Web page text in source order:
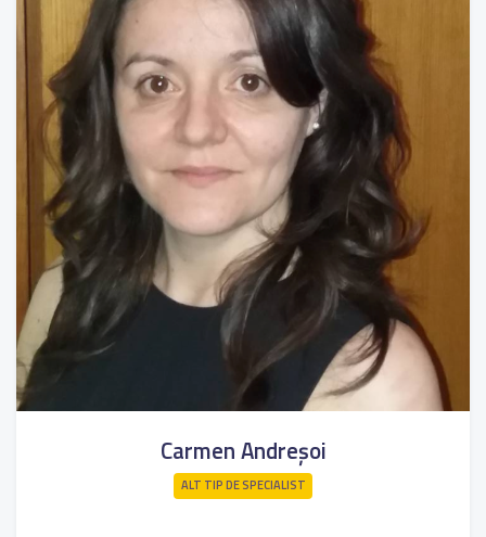
Carmen Andreșoi
ALT TIP DE SPECIALIST